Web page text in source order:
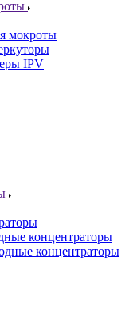
мокроты
IPV
концентраторы
концентраторы